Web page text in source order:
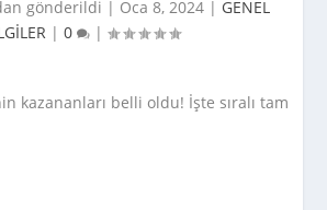
gönderildi | Oca 8, 2024 | GENEL
| 0 |